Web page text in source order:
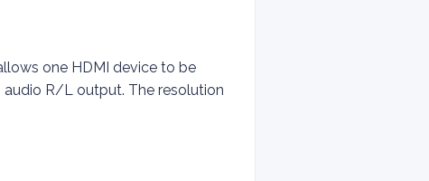
one HDMI device to be
R/L output. The resolution